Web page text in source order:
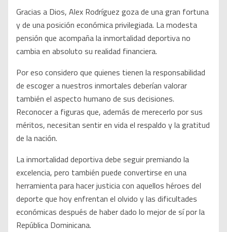
Gracias a Dios, Alex Rodríguez goza de una gran fortuna
y de una posición económica privilegiada. La modesta
pensión que acompaña la inmortalidad deportiva no
cambia en absoluto su realidad financiera.
Por eso considero que quienes tienen la responsabilidad
de escoger a nuestros inmortales deberían valorar
también el aspecto humano de sus decisiones.
Reconocer a figuras que, además de merecerlo por sus
méritos, necesitan sentir en vida el respaldo y la gratitud
de la nación.
La inmortalidad deportiva debe seguir premiando la
excelencia, pero también puede convertirse en una
herramienta para hacer justicia con aquellos héroes del
deporte que hoy enfrentan el olvido y las dificultades
económicas después de haber dado lo mejor de sí por la
República Dominicana.